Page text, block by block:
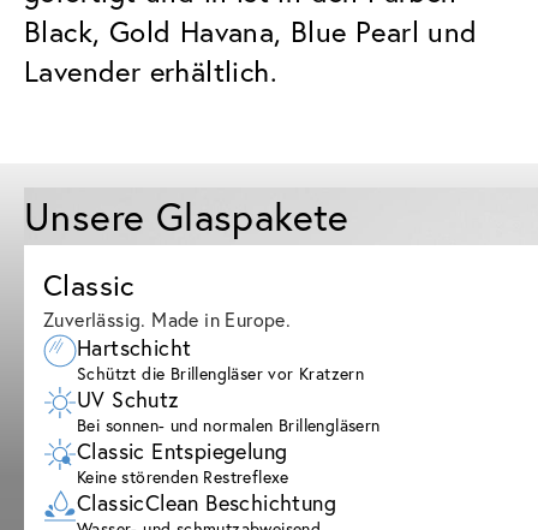
Black, Gold Havana, Blue Pearl und
Lavender erhältlich.
Unsere Glaspakete
Classic
Zuverlässig. Made in Europe.
Hartschicht
Schützt die Brillengläser vor Kratzern
UV Schutz
Bei sonnen- und normalen Brillengläsern
Classic Entspiegelung
Keine störenden Restreflexe
ClassicClean Beschichtung